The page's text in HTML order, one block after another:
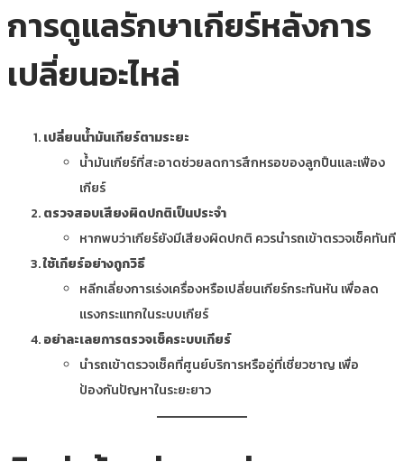
การดูแลรักษาเกียร์หลังการ
เปลี่ยนอะไหล่
เปลี่ยนน้ำมันเกียร์ตามระยะ
น้ำมันเกียร์ที่สะอาดช่วยลดการสึกหรอของลูกปืนและเฟือง
เกียร์
ตรวจสอบเสียงผิดปกติเป็นประจำ
หากพบว่าเกียร์ยังมีเสียงผิดปกติ ควรนำรถเข้าตรวจเช็คทันที
ใช้เกียร์อย่างถูกวิธี
หลีกเลี่ยงการเร่งเครื่องหรือเปลี่ยนเกียร์กระทันหัน เพื่อลด
แรงกระแทกในระบบเกียร์
อย่าละเลยการตรวจเช็คระบบเกียร์
นำรถเข้าตรวจเช็คที่ศูนย์บริการหรืออู่ที่เชี่ยวชาญ เพื่อ
ป้องกันปัญหาในระยะยาว